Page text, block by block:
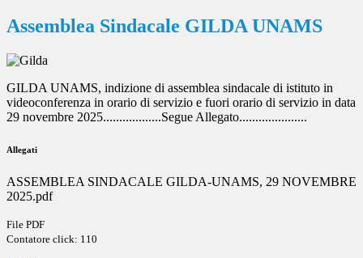
Assemblea Sindacale GILDA UNAMS
GILDA UNAMS, indizione di assemblea sindacale di istituto in
videoconferenza in orario di servizio e fuori orario di servizio in data
29 novembre 2025..................Segue Allegato.....................
Allegati
ASSEMBLEA SINDACALE GILDA-UNAMS, 29 NOVEMBRE
2025.pdf
File PDF
Contatore click: 110